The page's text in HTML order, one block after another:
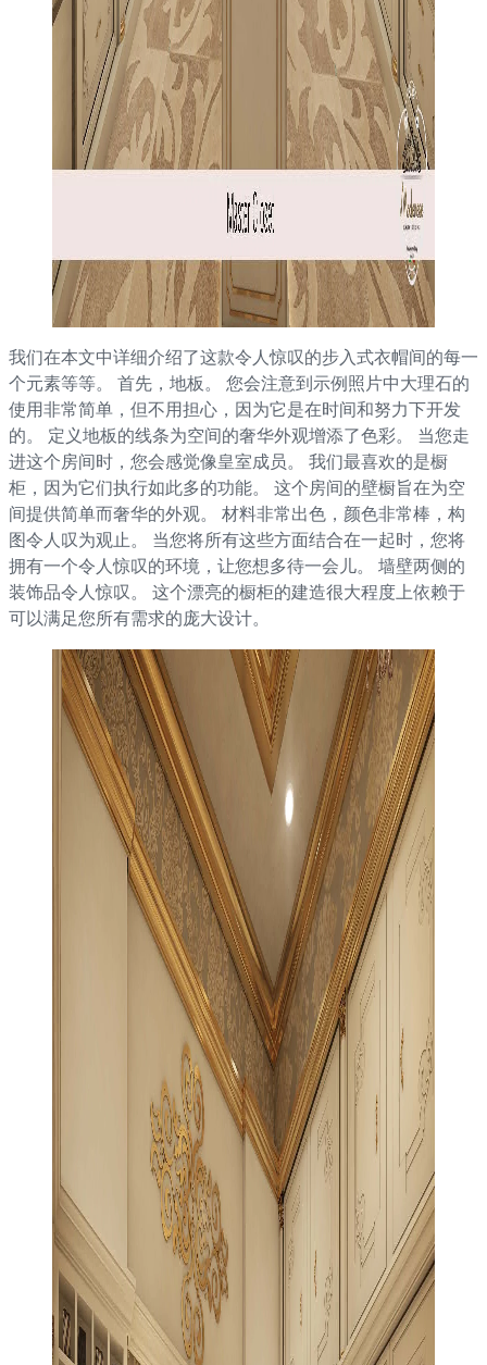
我们在本文中详细介绍了这款令人惊叹的步入式衣帽间的每一
个元素等等。 首先，地板。 您会注意到示例照片中大理石的
使用非常简单，但不用担心，因为它是在时间和努力下开发
的。 定义地板的线条为空间的奢华外观增添了色彩。 当您走
进这个房间时，您会感觉像皇室成员。 我们最喜欢的是橱
柜，因为它们执行如此多的功能。 这个房间的壁橱旨在为空
间提供简单而奢华的外观。 材料非常出色，颜色非常棒，构
图令人叹为观止。 当您将所有这些方面结合在一起时，您将
拥有一个令人惊叹的环境，让您想多待一会儿。 墙壁两侧的
装饰品令人惊叹。 这个漂亮的橱柜的建造很大程度上依赖于
可以满足您所有需求的庞大设计。